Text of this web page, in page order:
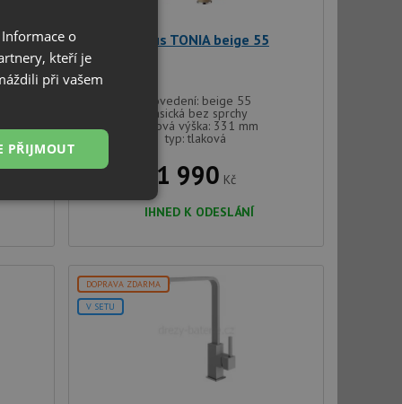
Alveus TONIA beige 55
provedení: beige 55
klasická bez sprchy
celková výška: 331 mm
typ: tlaková
1 990 Kč
IHNED K ODESLÁNÍ
DOPRAVA ZDARMA
V SETU
o
kteří je
při vašem
PŘIJMOUT
Nezařazené
účtu. Webové